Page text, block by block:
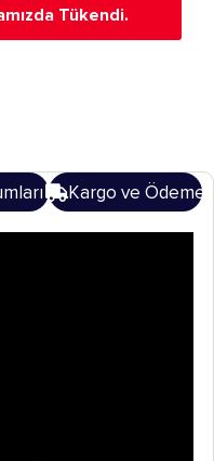
Tükendi.
Kargo ve Ödeme